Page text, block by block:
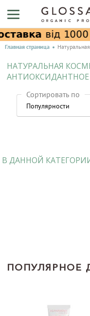
Главная страница
НАТУРАЛЬНАЯ
Сортировать по
В ДАННОЙ
ПОПУЛЯРНОЕ